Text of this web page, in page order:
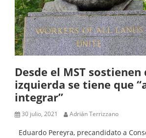
Desde el MST sostienen
izquierda se tiene que
integrar”
30 julio, 2021 Adrián Terrizzano
Eduardo Pereyra, precandidato a